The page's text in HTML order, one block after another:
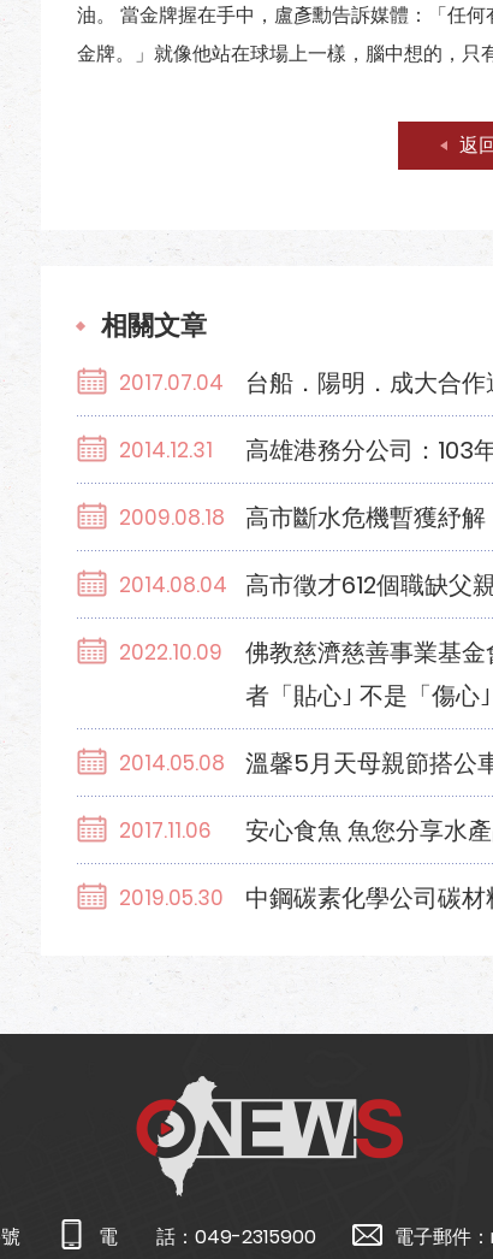
油。 當金牌握在手中，盧彥勳告訴媒體：「任
金牌。」就像他站在球場上一樣，腦中想的，只
返
相關文章
2017.07.04 台船．陽明．成大合
2014.12.31 高雄港務分公司：103
2009.08.18 高市斷水危機暫獲紓解
2014.08.04 高市徵才612個職缺父
2022.10.09
佛教慈濟慈善事業基
者「貼心｣ 不是「傷心｣
2014.05.08 溫馨5月天母親節搭公
2017.11.06 安心食魚 魚您分享水
2019.05.30 中鋼碳素化學公司碳
電 話： 049-2315900 電子郵件：